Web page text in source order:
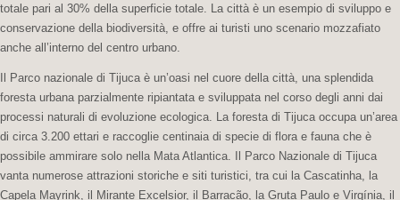
totale pari al 30% della superficie totale. La città è un esempio di sviluppo e
conservazione della biodiversità, e offre ai turisti uno scenario mozzafiato
anche all’interno del centro urbano.
Il Parco nazionale di Tijuca è un’oasi nel cuore della città, una splendida
foresta urbana parzialmente ripiantata e sviluppata nel corso degli anni dai
processi naturali di evoluzione ecologica. La foresta di Tijuca occupa un’area
di circa 3.200 ettari e raccoglie centinaia di specie di flora e fauna che è
possibile ammirare solo nella Mata Atlantica. Il Parco Nazionale di Tijuca
vanta numerose attrazioni storiche e siti turistici, tra cui la Cascatinha, la
Capela Mayrink, il Mirante Excelsior, il Barracão, la Gruta Paulo e Virgínia, il